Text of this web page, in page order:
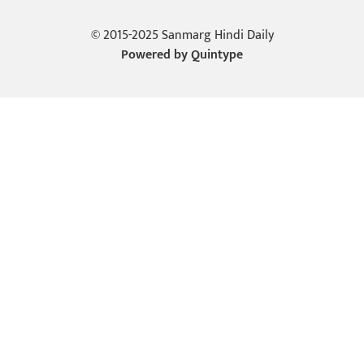
© 2015-2025 Sanmarg Hindi Daily
Powered byQuintype